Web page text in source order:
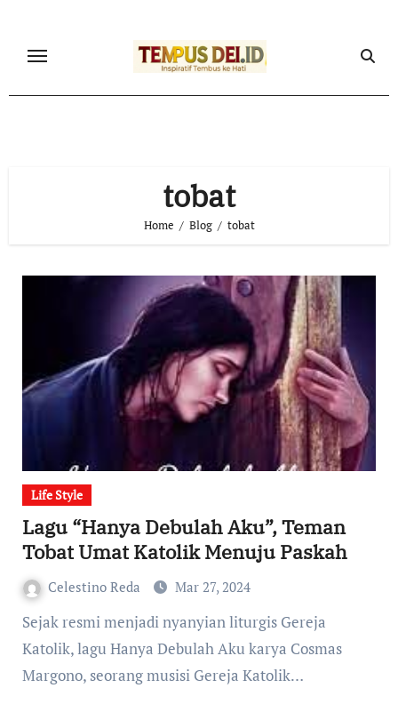
content
tobat
Home Blog tobat
Life Style
Lagu “Hanya Debulah Aku”, Teman
Tobat Umat Katolik Menuju Paskah
Celestino Reda Mar 27, 2024
Sejak resmi menjadi nyanyian liturgis Gereja
Katolik, lagu Hanya Debulah Aku karya Cosmas
Margono, seorang musisi Gereja Katolik…